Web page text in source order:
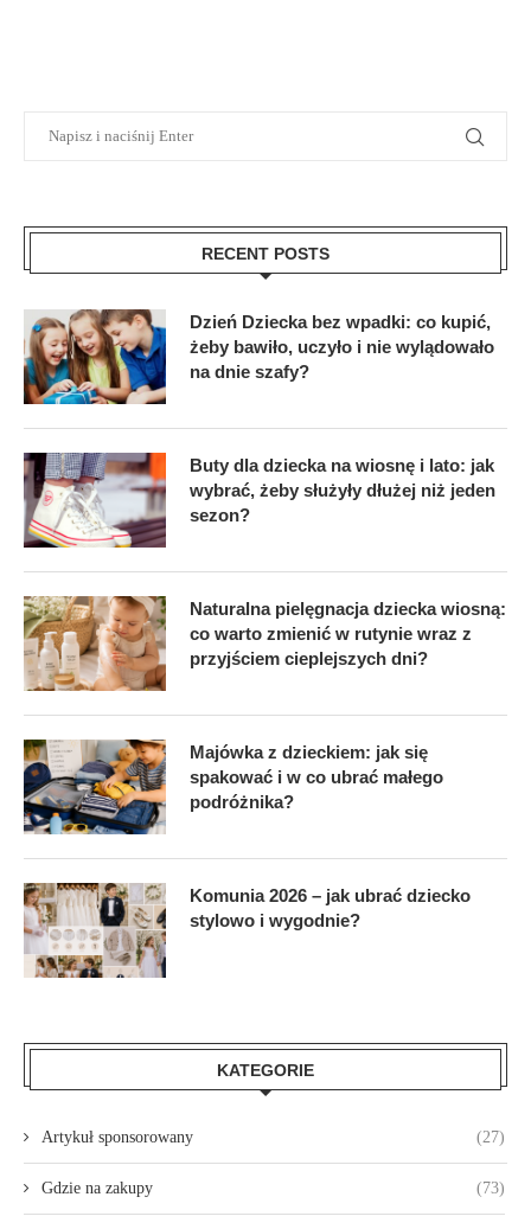
RECENT POSTS
Dzień Dziecka bez wpadki: co kupić,
żeby bawiło, uczyło i nie wylądowało
na dnie szafy?
Buty dla dziecka na wiosnę i lato: jak
wybrać, żeby służyły dłużej niż jeden
sezon?
Naturalna pielęgnacja dziecka wiosną:
co warto zmienić w rutynie wraz z
przyjściem cieplejszych dni?
Majówka z dzieckiem: jak się
spakować i w co ubrać małego
podróżnika?
Komunia 2026 – jak ubrać dziecko
stylowo i wygodnie?
KATEGORIE
Artykuł sponsorowany (27)
Gdzie na zakupy (73)